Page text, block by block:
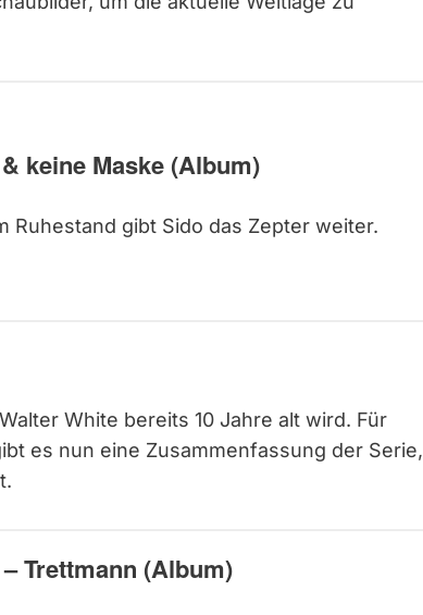
keine Maske (Album)
Ruhestand gibt Sido das Zepter weiter.
White bereits 10 Jahre alt wird. Für
es nun eine Zusammenfassung der Serie,
Trettmann (Album)